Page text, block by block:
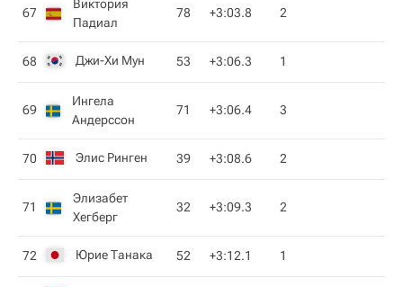
67
Виктория
Падиал
78 +3:03.8 2
68 Джи-Хи Мун 53 +3:06.3 1
69
Ингела
Андерссон
71 +3:06.4 3
70 Элис Ринген 39 +3:08.6 2
71
Элизабет
Хегберг
32 +3:09.3 2
72 Юрие Танака 52 +3:12.1 1